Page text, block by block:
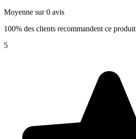
Moyenne sur 0 avis
100% des clients recommandent ce produit
5